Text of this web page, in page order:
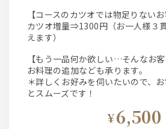
【コースのカツオでは物足りない
カツオ増量⇒1300円（お一人様３
えます）
【もう一品何か欲しい…そんなお客
お料理の追加なども承ります。
＊詳しくお好みを伺いたいので、
とスムーズです！
¥6,500